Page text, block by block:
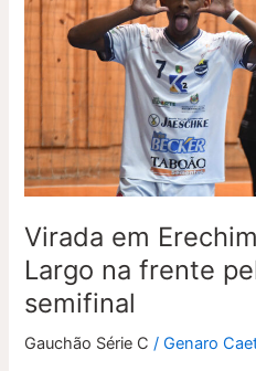
Virada em
Largo na frente
semifinal
Gauchão Série C /Genaro
Erechim
coloca
Cerro
Largo
na
frente
pela
vaga
na
semifinal